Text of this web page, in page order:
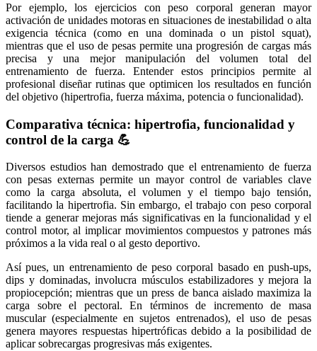
Por ejemplo, los ejercicios con peso corporal generan mayor
activación de unidades motoras en situaciones de inestabilidad o alta
exigencia técnica (como en una dominada o un pistol squat),
mientras que el uso de pesas permite una progresión de cargas más
precisa y una mejor manipulación del volumen total del
entrenamiento de fuerza. Entender estos principios permite al
profesional diseñar rutinas que optimicen los resultados en función
del objetivo (hipertrofia, fuerza máxima, potencia o funcionalidad).
Comparativa técnica: hipertrofia, funcionalidad y
control de la carga 💪
Diversos estudios han demostrado que el entrenamiento de fuerza
con pesas externas permite un mayor control de variables clave
como la carga absoluta, el volumen y el tiempo bajo tensión,
facilitando la hipertrofia. Sin embargo, el trabajo con peso corporal
tiende a generar mejoras más significativas en la funcionalidad y el
control motor, al implicar movimientos compuestos y patrones más
próximos a la vida real o al gesto deportivo.
Así pues, un entrenamiento de peso corporal basado en push-ups,
dips y dominadas, involucra músculos estabilizadores y mejora la
propiocepción; mientras que un press de banca aislado maximiza la
carga sobre el pectoral. En términos de incremento de masa
muscular (especialmente en sujetos entrenados), el uso de pesas
genera mayores respuestas hipertróficas debido a la posibilidad de
aplicar sobrecargas progresivas más exigentes.